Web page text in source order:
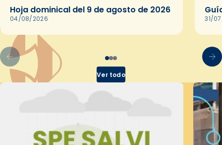
Hoja dominical del 9 de agosto de 2026
04/08/2026 31/
Ver todo